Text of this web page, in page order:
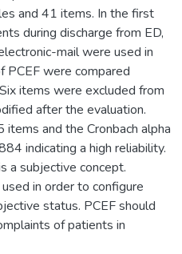
and 41 items. In the first
during discharge from ED,
mail were used in
PCEF were compared
items were excluded from
after the evaluation.
and the Cronbach alpha
indicating a high reliability.
a subjective concept.
in order to configure
status. PCEF should
of patients in